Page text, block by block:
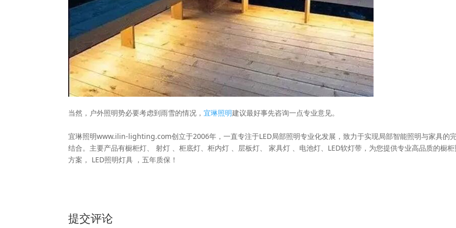
当然，户外照明势必要考虑到雨雪的情况，宜琳照明建议最好事先咨询一点专业意见。
宜琳照明www.ilin-lighting.com创立于2006年，一直专注于LED局部照明专业化发展，致力于实现局部智能照明与家具的
结合。主要产品有橱柜灯、 射灯 、柜底灯、柜内灯 、层板灯、 家具灯 、电池灯、LED软灯带，为您提供专业高品质的橱柜
方案， LED照明灯具 ，五年质保！
提交评论